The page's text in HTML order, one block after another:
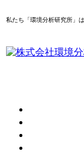
私たち「環境分析研究所」